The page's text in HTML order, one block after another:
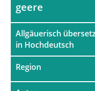
Allgäuerisch
in Hochdeutsch
Region
geere